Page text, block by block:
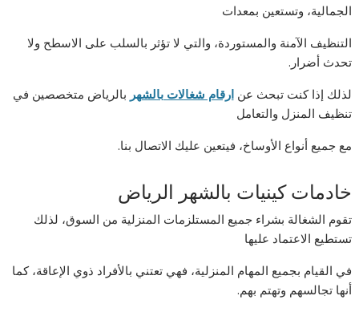
الجمالية، وتستعين بمعدات
التنظيف الآمنة والمستوردة، والتي لا تؤثر بالسلب على الاسطح ولا
تحدث أضرار.
لذلك إذا كنت تبحث عنارقام شغالات بالشهر بالرياض متخصصين في
تنظيف المنزل والتعامل
مع جميع أنواع الأوساخ، فيتعين عليك الاتصال بنا.
خادمات كينيات بالشهر الرياض
تقوم الشغالة بشراء جميع المستلزمات المنزلية من السوق، لذلك
تستطيع الاعتماد عليها
في القيام بجميع المهام المنزلية، فهي تعتني بالأفراد ذوي الإعاقة، كما
أنها تجالسهم وتهتم بهم.